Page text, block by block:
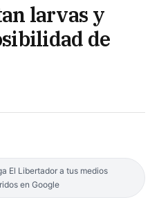
larvas y
de
El Libertador a tus medios
en Google